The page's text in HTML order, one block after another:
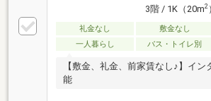
3階 / 1K（20m2
礼金なし 敷金なし
一人暮らし
バス・トイレ別
【敷金、礼金、前家賃なし♪】イ
能